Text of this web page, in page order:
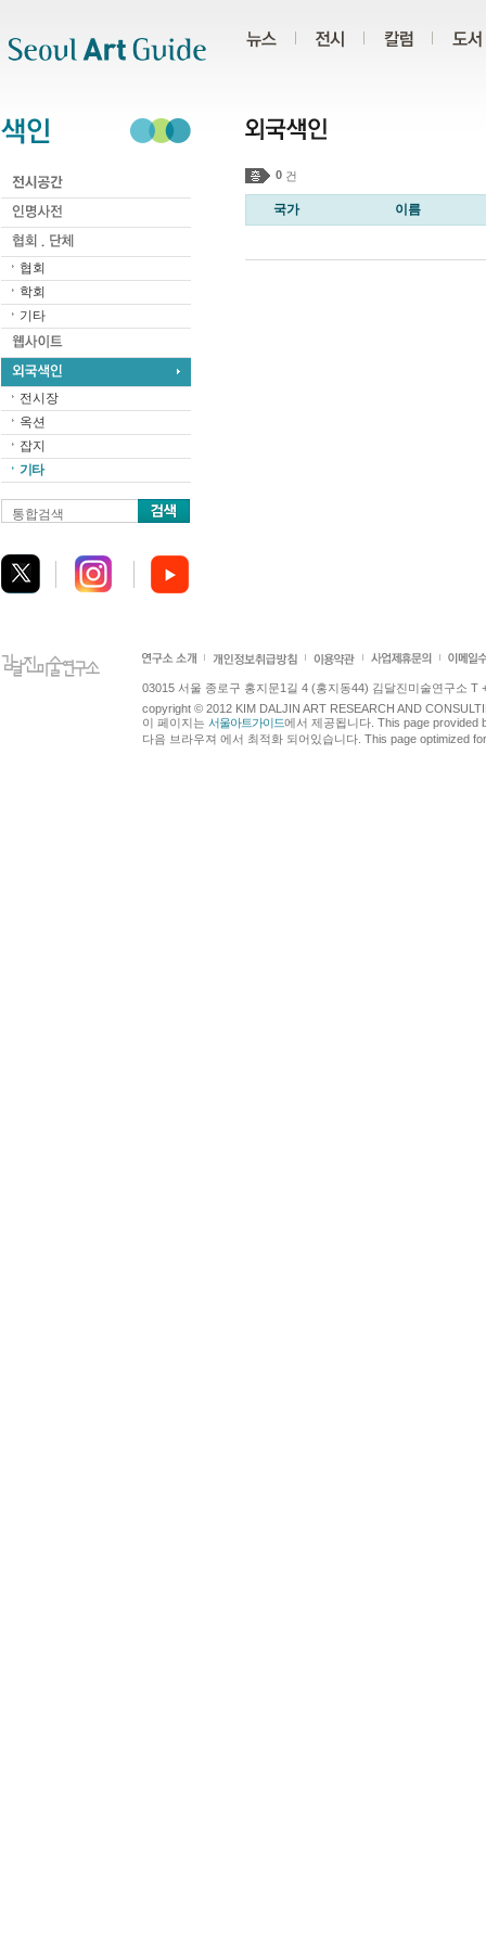
협회
학회
기타
전시장
옥션
잡지
기타
통합검색
0 건
국가 이름
03015 서울 종로구 홍지문1길 4 (홍지동44) 김달진미술연구소 T
copyright © 2012 KIM DALJIN ART RESEARCH AND
이 페이지는 서울아트가이드에서 제공됩니다. This page provided
다음 브라우져 에서 최적화 되어있습니다. This page optimized